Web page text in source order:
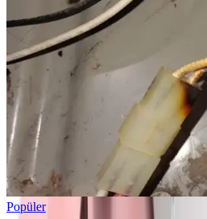
Popüler